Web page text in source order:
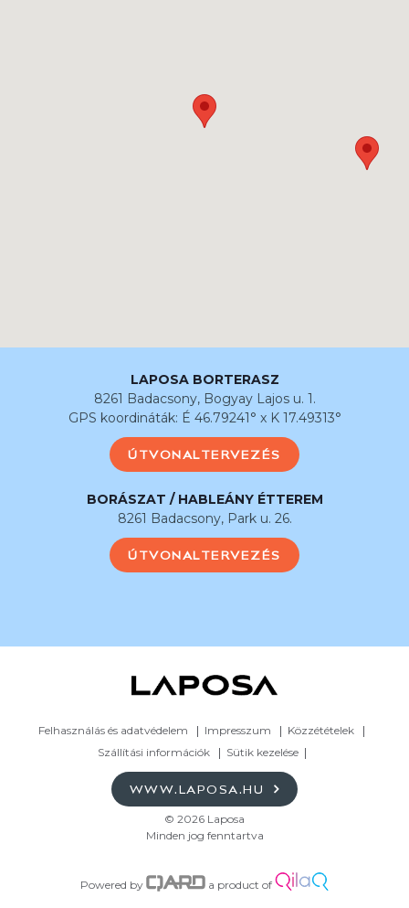
LAPOSA BORTERASZ
8261 Badacsony, Bogyay Lajos u. 1.
GPS koordináták: É 46.79241° x K 17.49313°
ÚTVONALTERVEZÉS
BORÁSZAT / HABLEÁNY ÉTTEREM
8261 Badacsony, Park u. 26.
ÚTVONALTERVEZÉS
Felhasználás és adatvédelem Impresszum
Közzétételek
Szállítási információk
Sütik kezelése
WWW.LAPOSA.HU
© 2026 Laposa
Minden jog fenntartva
Powered by a product of